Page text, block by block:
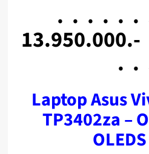
. . . . . .
. .
Laptop Asus
TP3402za –